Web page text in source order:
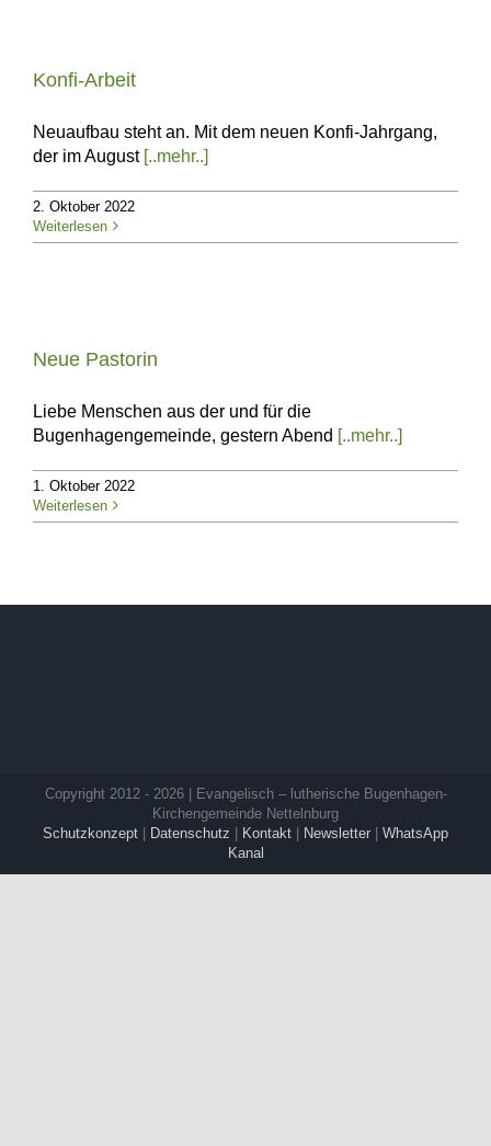
Konfi-Arbeit
Neuaufbau steht an. Mit dem neuen Konfi-Jahrgang,
der im August [..mehr..]
2. Oktober 2022
Weiterlesen
Neue Pastorin
Liebe Menschen aus der und für die
Bugenhagengemeinde, gestern Abend [..mehr..]
1. Oktober 2022
Weiterlesen
Copyright 2012 - 2026 | Evangelisch – lutherische Bugenhagen-
Kirchengemeinde Nettelnburg
Schutzkonzept | Datenschutz | Kontakt | Newsletter | WhatsApp
Kanal